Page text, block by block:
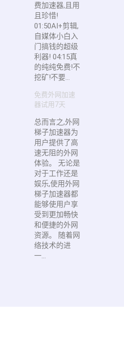
费加速器,且用
且珍惜!
01:50AI+剪辑,
自媒体小白入
门搞钱的超级
利器! 04:15真
的纯纯免费!不
挖矿!不要...
免费外网加速
器试用7天
总而言之,外网
梯子加速器为
用户提供了高
速无阻的外网
体验。 无论是
对于工作还是
娱乐,使用外网
梯子加速器都
能够使用户享
受到更加畅快
和便捷的外网
资源。 随着网
络技术的进
一...